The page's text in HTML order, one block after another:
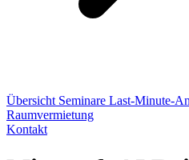
Übersicht Seminare Last-Minute-
Raumvermietung
Kontakt